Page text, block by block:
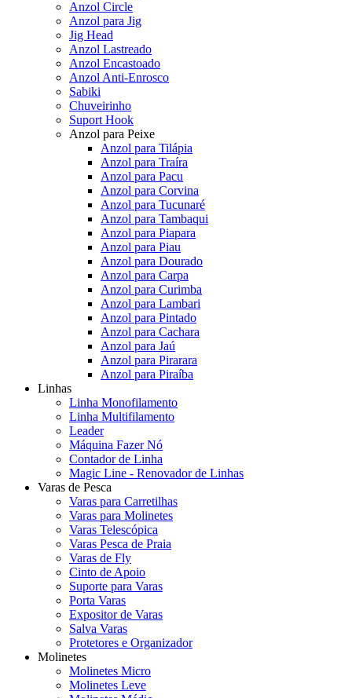
Anzol Circle
Anzol para Jig
Jig Head
Anzol Lastreado
Anzol Encastoado
Anzol Anti-Enrosco
Sabiki
Chuveirinho
Suport Hook
Anzol para Peixe
Anzol para Tilápia
Anzol para Traíra
Anzol para Pacu
Anzol para Corvina
Anzol para Tucunaré
Anzol para Tambaqui
Anzol para Piapara
Anzol para Piau
Anzol para Dourado
Anzol para Carpa
Anzol para Curimba
Anzol para Lambari
Anzol para Pintado
Anzol para Cachara
Anzol para Jaú
Anzol para Pirarara
Anzol para Piraíba
Linhas
Linha Monofilamento
Linha Multifilamento
Leader
Máquina Fazer Nó
Contador de Linha
Magic Line - Renovador de Linhas
Varas de Pesca
Varas para Carretilhas
Varas para Molinetes
Varas Telescópica
Varas Pesca de Praia
Varas de Fly
Cinto de Apoio
Suporte para Varas
Porta Varas
Expositor de Varas
Salva Varas
Protetores e Organizador
Molinetes
Molinetes Micro
Molinetes Leve